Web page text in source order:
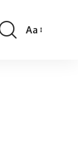
Font
Aa